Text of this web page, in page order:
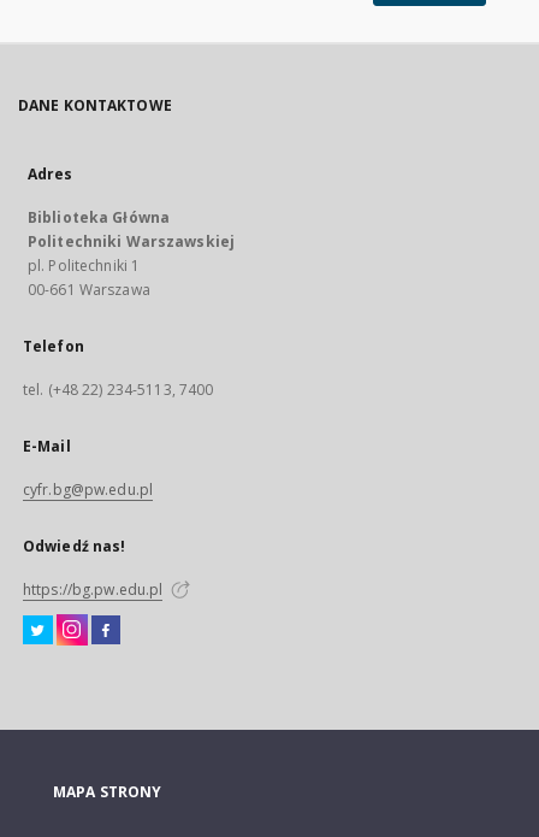
DANE KONTAKTOWE
Adres
Biblioteka Główna
Politechniki Warszawskiej
pl. Politechniki 1
00-661 Warszawa
Telefon
tel. (+48 22) 234-5113, 7400
E-Mail
cyfr.bg@pw.edu.pl
Odwiedź nas!
https://bg.pw.edu.pl
MAPA STRONY